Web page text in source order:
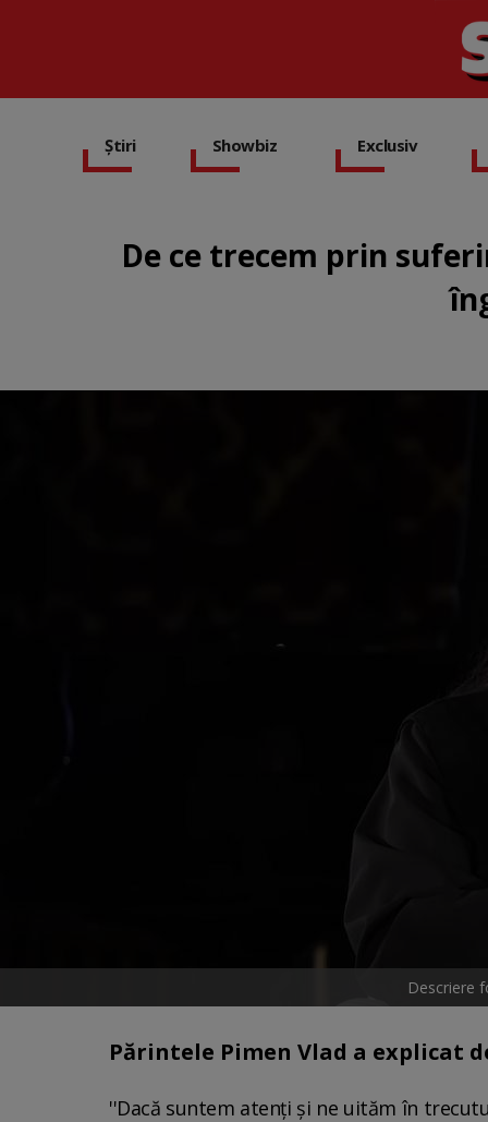
Știri Showbiz Exclusiv
De ce trecem prin
Descriere
Părintele Pimen Vlad a explicat
''Dacă suntem atenți și ne uităm în